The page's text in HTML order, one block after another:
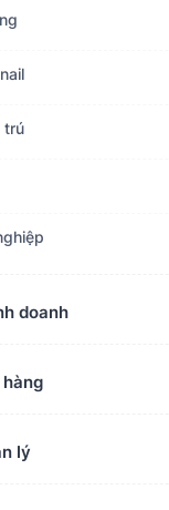
trú
doanh
lý